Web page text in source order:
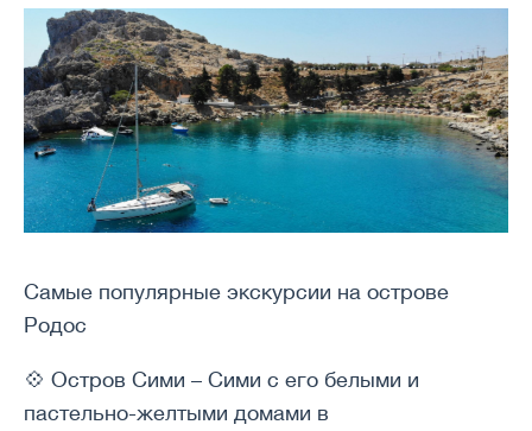
Самые популярные экскурсии на острове
Родос
💠 Остров Сими – Сими с его белыми и
пастельно-желтыми домами в